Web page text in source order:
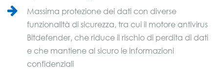
Massima protezione dei dati con diverse
funzionalità di sicurezza, tra cui il motore antivirus
Bitdefender, che riduce il rischio di perdita di dati
e che mantiene al sicuro le informazioni
confidenziali